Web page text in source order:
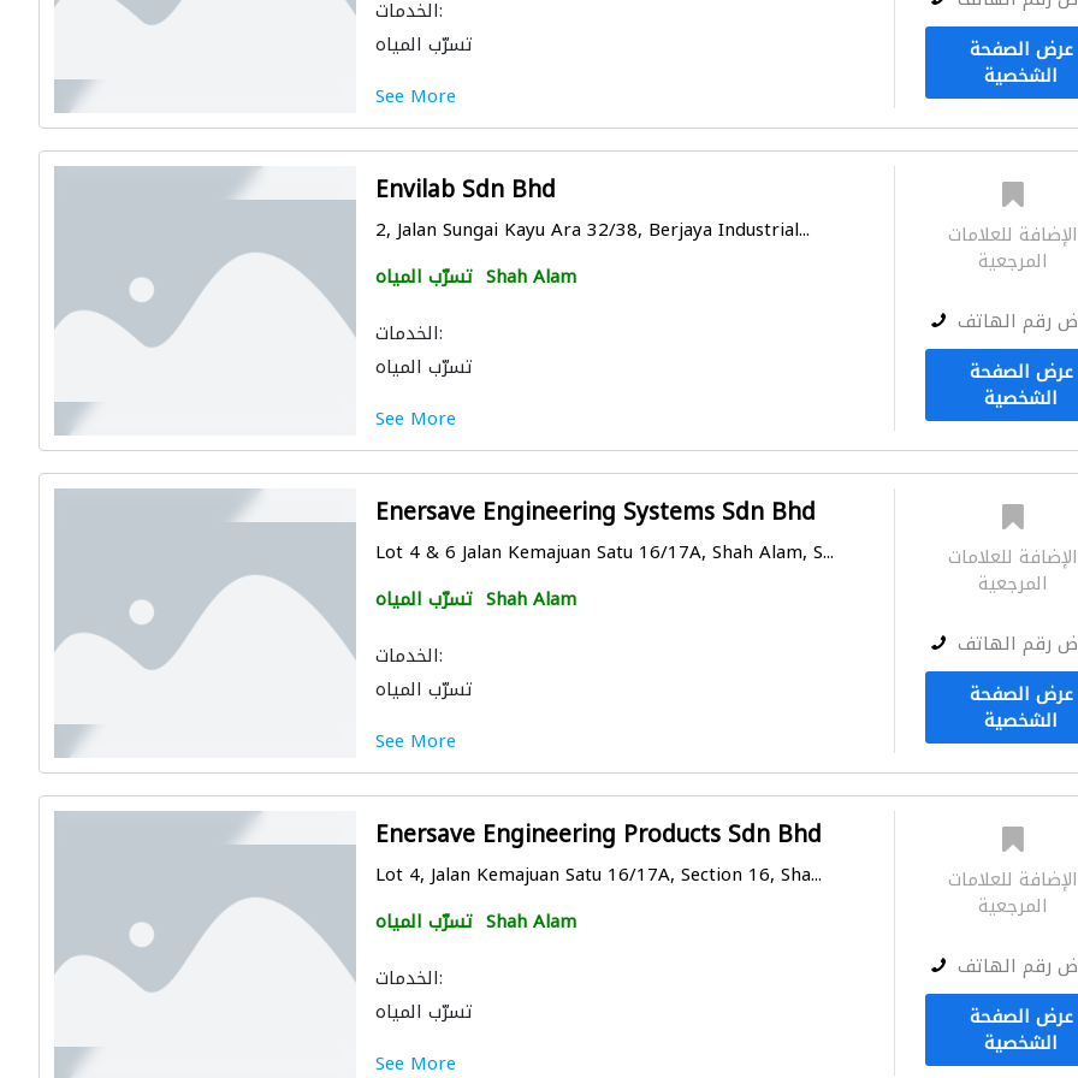
الخدمات:
تسرّب المياه
See More
عرض الصفحة
الشخصية
Envilab Sdn Bhd
2, Jalan Sungai Kayu Ara 32/38, Berjaya Industrial...
تسرّب المياه Shah Alam
الخدمات:
تسرّب المياه
See More
الإضافة للعلامات
المرجعية
رقم الهاتف
عرض الصفحة
الشخصية
Enersave Engineering Systems Sdn Bhd
Lot 4 & 6 Jalan Kemajuan Satu 16/17A, Shah Alam, S...
تسرّب المياه Shah Alam
الخدمات:
تسرّب المياه
See More
الإضافة للعلامات
المرجعية
رقم الهاتف
عرض الصفحة
الشخصية
Enersave Engineering Products Sdn Bhd
Lot 4, Jalan Kemajuan Satu 16/17A, Section 16, Sha...
تسرّب المياه Shah Alam
الخدمات:
تسرّب المياه
See More
الإضافة للعلامات
المرجعية
رقم الهاتف
عرض الصفحة
الشخصية